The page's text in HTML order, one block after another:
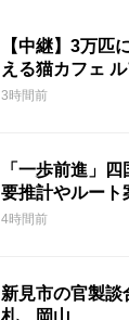
【中継】3万匹
える猫カフェ
3時間前
「一歩前進」
要推計やルート
4時間前
新見市の官製
札 岡山